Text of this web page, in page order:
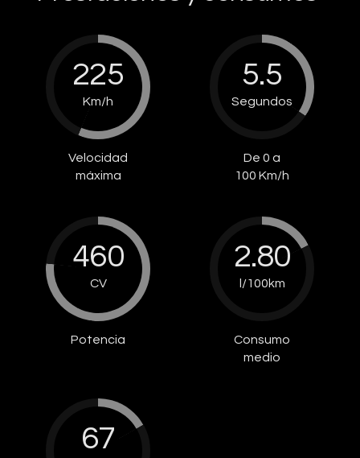
225
Km/h
Velocidad
máxima
5.5
Segundos
De 0 a
100 Km/h
460
CV
Potencia
2.80
l/100km
Consumo
medio
67